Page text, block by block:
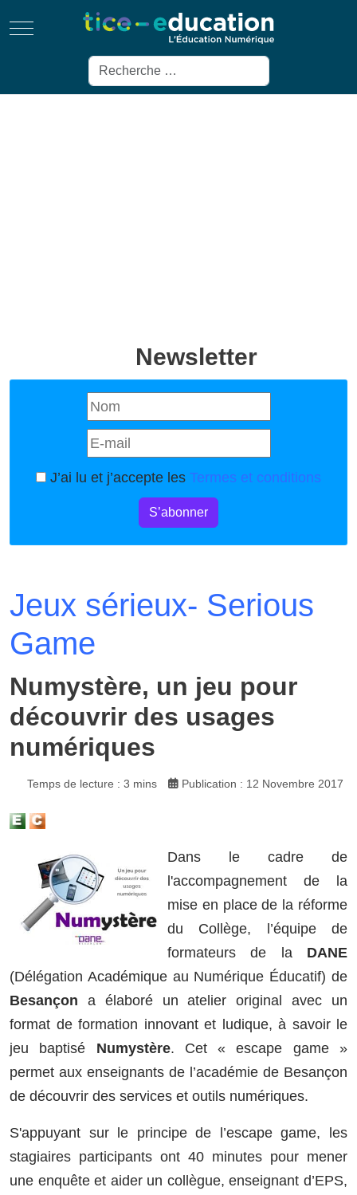
Mobile Menu Toggle
Rechercher
Newsletter
J’ai lu et j’accepte les Termes et conditions
S’abonner
Jeux sérieux- Serious
Game
Numystère, un jeu pour
découvrir des usages
numériques
Temps de lecture : 3 mins Publication : 12 Novembre 2017
Dans le cadre de
l'accompagnement de la
mise en place de la réforme
du Collège, l’équipe de
formateurs de la DANE
(Délégation Académique au Numérique Éducatif) de
Besançon a élaboré un atelier original avec un
format de formation innovant et ludique, à savoir le
jeu baptisé Numystère. Cet « escape game »
permet aux enseignants de l’académie de Besançon
de découvrir des services et outils numériques.
S'appuyant sur le principe de l’escape game, les
stagiaires participants ont 40 minutes pour mener
une enquête et aider un collègue, enseignant d’EPS,